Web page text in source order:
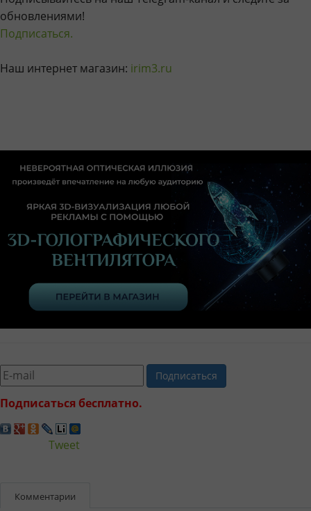
обновлениями!
Подписаться.
Наш интернет магазин: irim3.ru
Подписаться
Подписаться бесплатно.
Tweet
Комментарии